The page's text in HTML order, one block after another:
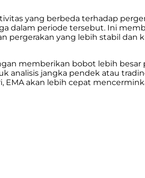
yang berbeda terhadap
dalam periode tersebut. Ini
pergerakan yang lebih stabil
memberikan bobot lebih
analisis jangka pendek atau
EMA akan lebih cepat